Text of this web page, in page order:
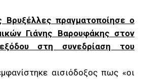
Βρυξέλλες πραγματοποίησε ο
Γιάνης Βαρουφάκης στον
στη συνεδρίαση του
αισιόδοξος πως «οι